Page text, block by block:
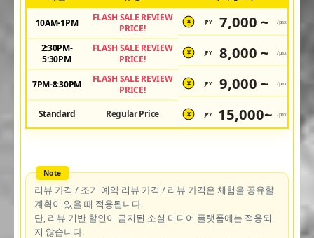
10AM-1PM
FLASH SALE REVIEW
PRICE!
¥ JPY 7,000 ~ /pax
2:30PM-
5:30PM
FLASH SALE REVIEW
PRICE!
¥ JPY 8,000 ~ /pax
7PM-8:30PM
FLASH SALE REVIEW
PRICE!
¥ JPY 9,000 ~ /pax
Standard Regular Price ¥ JPY 15,000~ /pax
리뷰 가격 / 조기 예약 리뷰 가격 / 리뷰 가격은 체험을 공유할
계획이 있을 때 적용됩니다.
단, 리뷰 기반 할인이 금지된 소셜 미디어 플랫폼에는 적용되
지 않습니다.